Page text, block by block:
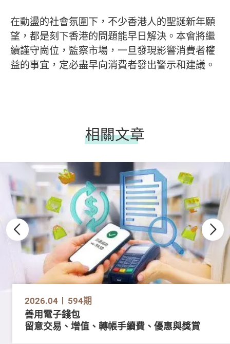
在動盪的社會氛圍下，不少香港人的聖誕新年願
望，都是刻下香港的問題能早日解決。本會將繼
續謹守崗位，監察市場，一旦發現影響消費者權
益的事宜，定必盡早向消費者發出警示和建議。
相關文章
2026.04 594期
善用電子錢包
留意交易、增值、轉帳手續費、優惠與獎賞